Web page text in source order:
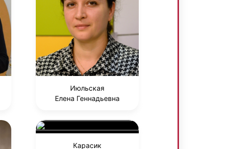
Июльская
Елена Геннадьевна
Карасик